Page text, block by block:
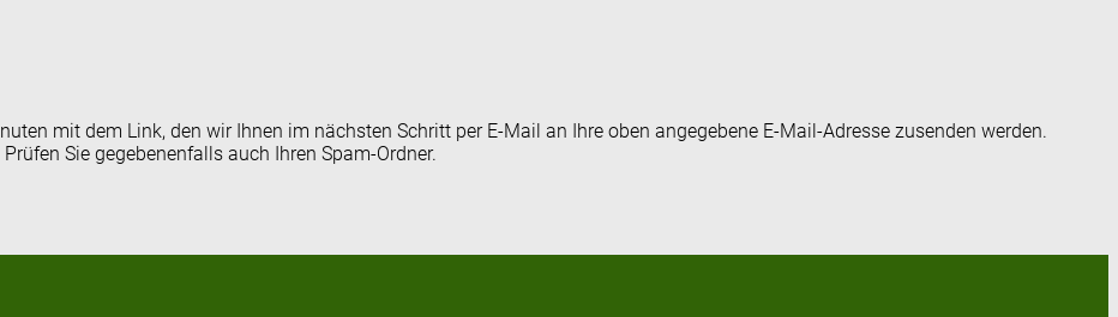
mit dem Link, den wir Ihnen im nächsten Schritt per E-Mail an Ihre oben angegebene E-Mail-Adresse zusenden werden.
Sie gegebenenfalls auch Ihren Spam-Ordner.